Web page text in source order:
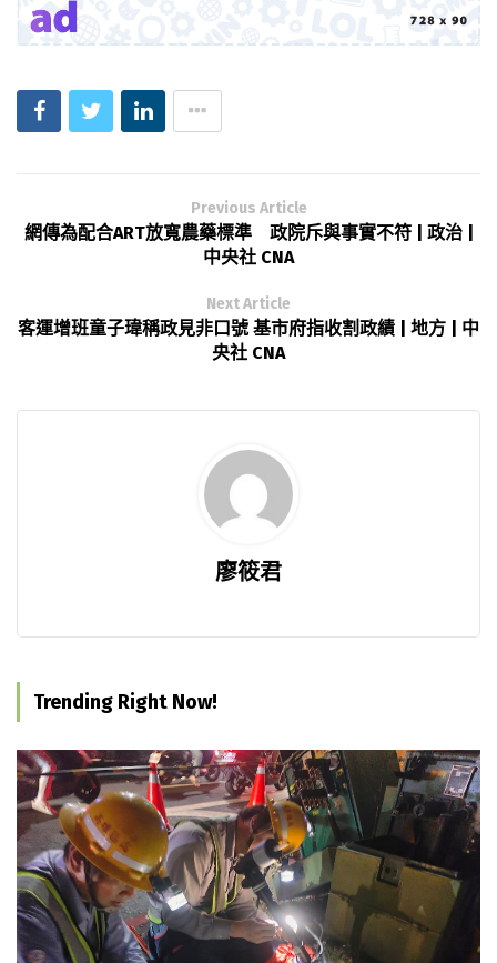
Previous Article
網傳為配合ART放寬農藥標準 政院斥與事實不符 | 政治 |
中央社 CNA
Next Article
客運增班童子瑋稱政見非口號 基市府指收割政績 | 地方 | 中
央社 CNA
廖筱君
Trending Right Now!